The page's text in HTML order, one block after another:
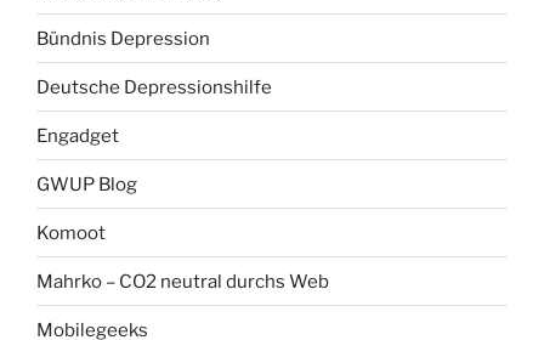
Bündnis Depression
Deutsche Depressionshilfe
Engadget
GWUP Blog
Komoot
Mahrko – CO2 neutral durchs Web
Mobilegeeks